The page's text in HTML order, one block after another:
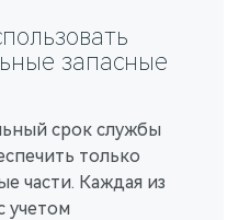
запасные
срок службы
только
части. Каждая из
учетом